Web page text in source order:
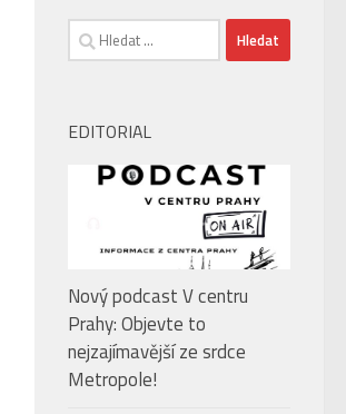
Vyhledávání
EDITORIAL
Nový podcast V centru
Prahy: Objevte to
nejzajímavější ze srdce
Metropole!